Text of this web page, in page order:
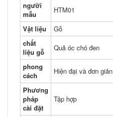
người
mẫu
HTM01
Vật liệu
Gỗ
chất
liệu gỗ
Quả óc chó đen
phong
cách
Hiện đại và đơn giản
Phương
pháp
cài đặt
Tập hợp